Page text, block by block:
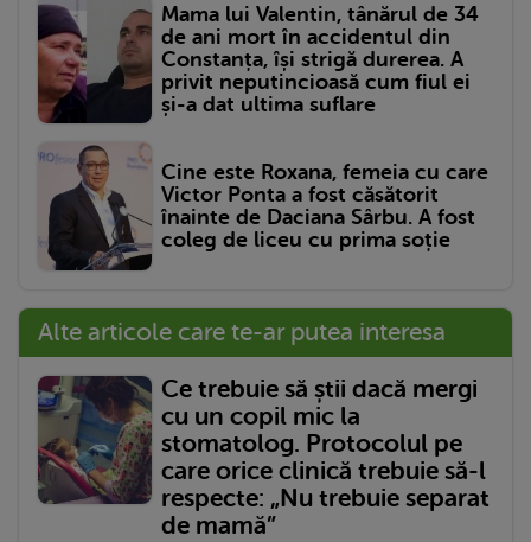
Mama lui Valentin, tânărul de 34
de ani mort în accidentul din
Constanța, își strigă durerea. A
privit neputincioasă cum fiul ei
și-a dat ultima suflare
Cine este Roxana, femeia cu care
Victor Ponta a fost căsătorit
înainte de Daciana Sârbu. A fost
coleg de liceu cu prima soție
Alte articole care te-ar putea interesa
Ce trebuie să știi dacă mergi
cu un copil mic la
stomatolog. Protocolul pe
care orice clinică trebuie să-l
respecte: „Nu trebuie separat
de mamă”